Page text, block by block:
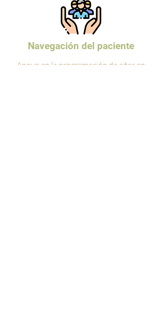
Navegación del paciente
Apoyo en la programación de citas en